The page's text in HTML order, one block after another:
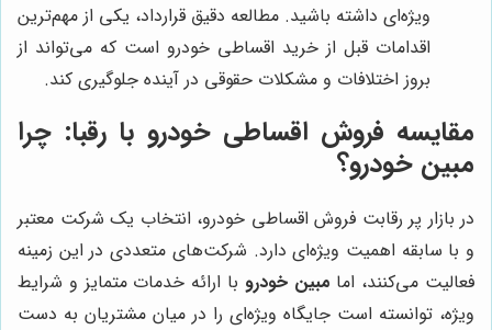
ویژه‌ای داشته باشید. مطالعه دقیق قرارداد، یکی از مهم‌ترین
اقدامات قبل از خرید اقساطی خودرو است که می‌تواند از
بروز اختلافات و مشکلات حقوقی در آینده جلوگیری کند.
مقایسه فروش اقساطی خودرو با رقبا: چرا
مبین خودرو؟
در بازار پر رقابت فروش اقساطی خودرو، انتخاب یک شرکت معتبر
و با سابقه اهمیت ویژه‌ای دارد. شرکت‌های متعددی در این زمینه
فعالیت می‌کنند، اما مبین خودرو با ارائه خدمات متمایز و شرایط
ویژه، توانسته است جایگاه ویژه‌ای را در میان مشتریان به دست